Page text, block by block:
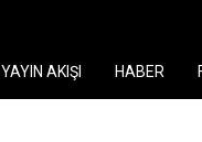
YAYIN AKIŞI HABER